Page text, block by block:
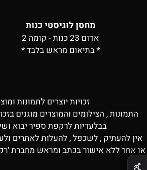
מחסן לוגיסטי כנות
אדום 23 כנות - קומה 2
* בתיאום מראש בלבד *
זכויות יוצרים לתמונות
התמונות , הצילומים והמוצרים מוגנים
בבלעדיות לרקפת ספיר יבוא
אין להעתיק , לשכפל , להעלות לאתרים
או אחר ללא אישור בכתב ומראש מחברת
✕